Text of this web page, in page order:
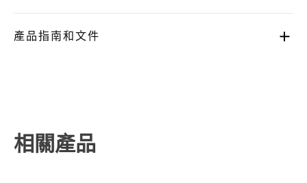
產品指南和文件
相關產品